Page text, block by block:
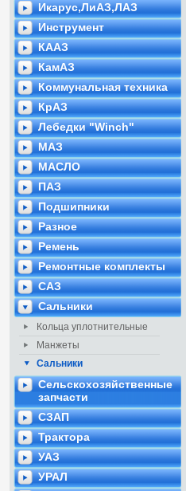
Икарус,ЛиАЗ,ЛАЗ
Инструмент
КААЗ
КамАЗ
Коммунальная техника
КрАЗ
Лебедки "Winch"
МАЗ
МАСЛО
ПАЗ
Подшипники
Разное
Ремень
Ремонтные комплекты
САЗ
Сальники
Кольца уплотнительные
Манжеты
Сальники
Сельскохозяйственные
запчасти
СЗАП
Трактора
УАЗ
УРАЛ